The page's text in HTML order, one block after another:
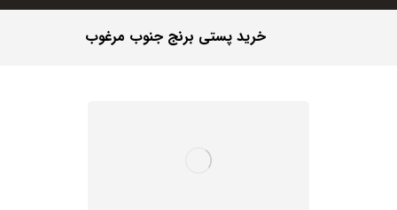
خرید پستی برنج جنوب مرغوب